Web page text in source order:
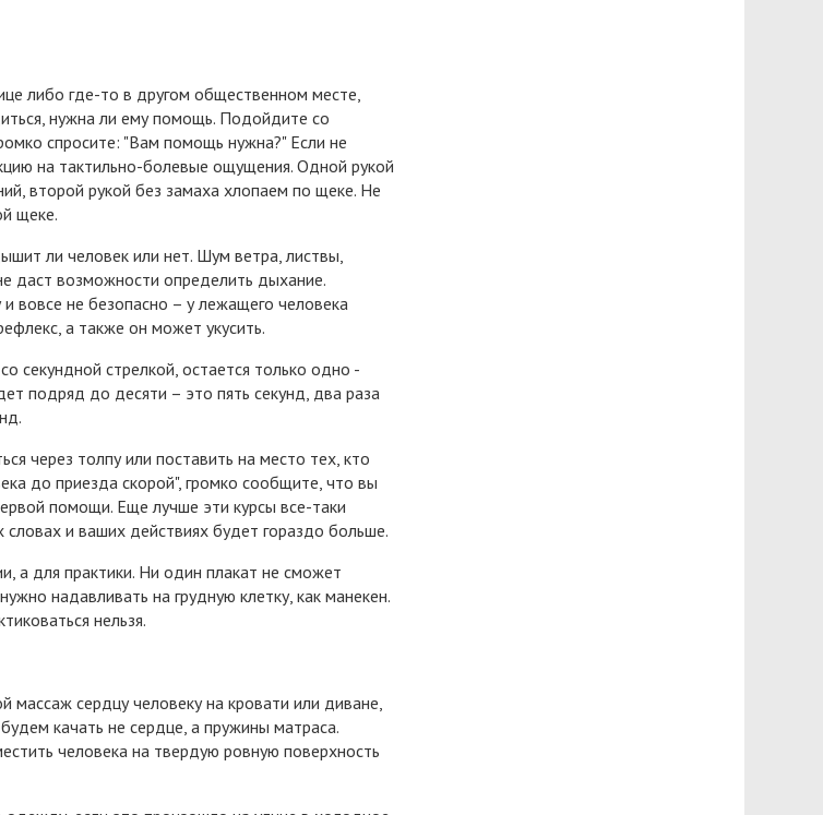
либо где-то в другом общественном месте,
нужна ли ему помощь. Подойдите со
спросите: "Вам помощь нужна?" Если не
на тактильно-болевые ощущения. Одной рукой
второй рукой без замаха хлопаем по щеке. Не
щеке.
ли человек или нет. Шум ветра, листвы,
даст возможности определить дыхание.
вовсе не безопасно – у лежащего человека
а также он может укусить.
секундной стрелкой, остается только одно -
подряд до десяти – это пять секунд, два раза
через толпу или поставить на место тех, кто
до приезда скорой", громко сообщите, что вы
помощи. Еще лучше эти курсы все-таки
словах и ваших действиях будет гораздо больше.
а для практики. Ни один плакат не сможет
надавливать на грудную клетку, как манекен.
нельзя.
массаж сердцу человеку на кровати или диване,
качать не сердце, а пружины матраса.
человека на твердую ровную поверхность